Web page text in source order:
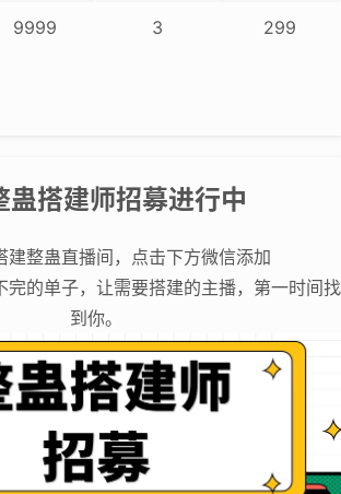
9999 3 299
蛊搭建师招募进行中
建整蛊直播间，点击下方微信添加
完的单子，让需要搭建的主播，第一时间找
到你。